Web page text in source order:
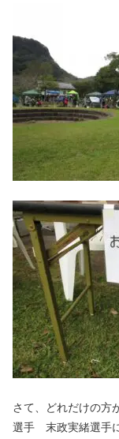
さて、どれだけの方
選手 末政実緒選手